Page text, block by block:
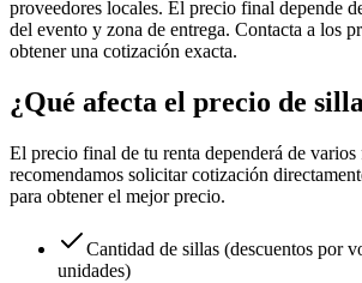
proveedores locales. El precio final depende
del evento y zona de entrega. Contacta a los
obtener una cotización exacta.
¿Qué afecta el precio de
El precio final de tu renta dependerá de varios
recomendamos solicitar cotización
para obtener el mejor precio.
Cantidad de sillas (descuentos por
unidades)